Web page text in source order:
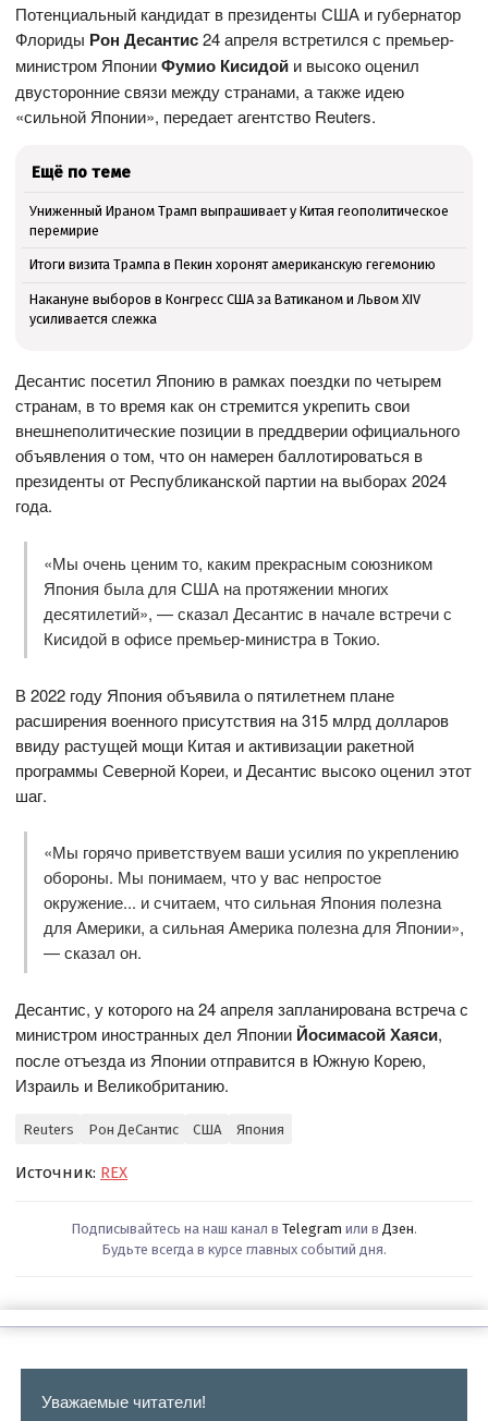
Потенциальный кандидат в президенты США и губернатор
Флориды Рон Десантис24 апреля встретился с премьер-
министром ЯпонииФумио Кисидой и высоко оценил
двусторонние связи между странами, а также идею
«сильной Японии», передает агентство Reuters.
Ещё по теме
Униженный Ираном Трамп выпрашивает у Китая геополитическое
перемирие
Итоги визита Трампа в Пекин хоронят американскую гегемонию
Накануне выборов в Конгресс США за Ватиканом и Львом XIV
усиливается слежка
Десантис посетил Японию в рамках поездки по четырем
странам, в то время как он стремится укрепить свои
внешнеполитические позиции в преддверии официального
объявления о том, что он намерен баллотироваться в
президенты от Республиканской партии на выборах 2024
года.
«Мы очень ценим то, каким прекрасным союзником
Япония была для США на протяжении многих
десятилетий», — сказал Десантис в начале встречи с
Кисидой в офисе премьер-министра в Токио.
В 2022 году Япония объявила о пятилетнем плане
расширения военного присутствия на 315 млрд долларов
ввиду растущей мощи Китая и активизации ракетной
программы Северной Кореи, и Десантис высоко оценил этот
шаг.
«Мы горячо приветствуем ваши усилия по укреплению
обороны. Мы понимаем, что у вас непростое
окружение... и считаем, что сильная Япония полезна
для Америки, а сильная Америка полезна для Японии»,
— сказал он.
Десантис, у которого на 24 апреля запланирована встреча с
министром иностранных дел Японии Йосимасой Хаяси,
после отъезда из Японии отправится в Южную Корею,
Израиль и Великобританию.
Reuters Рон ДеСантис США Япония
Источник: REX
Подписывайтесь на наш канал в Telegram или в Дзен.
Будьте всегда в курсе главных событий дня.
Уважаемые читатели!